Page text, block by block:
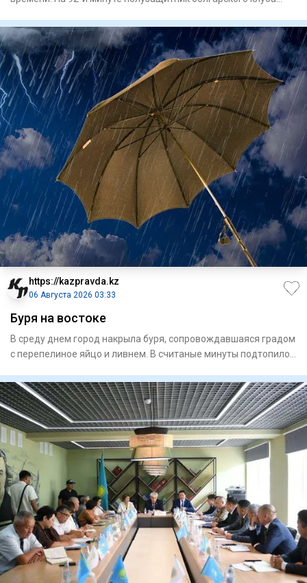
https://kazpravda.kz
06 Августа 2026 03:33
Буря на востоке
В среду днем город накрыла буря, сопровождавшая­ся градом
с перепелиное яйцо и ливнем. В считаные минуты подтопило